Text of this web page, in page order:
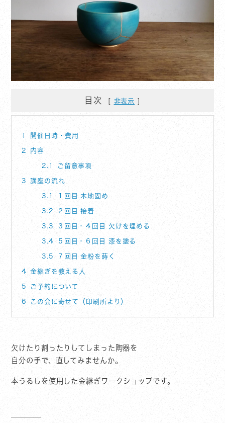
目次 非表示
開催日時・費用
2 内容
2.1 ご留意事項
3 講座の流れ
3.1 １回目 木地固め
3.2 ２回目 接着
3.3 ３回目・４回目 欠けを埋める
3.4 ５回目・６回目 漆を塗る
3.5 ７回目 金粉を蒔く
4 金継ぎを教える人
5 ご予約について
6 この会に寄せて（印刷所より）
欠けたり割ったりしてしまった陶器を
自分の手で、直してみませんか。
本うるしを使用した金継ぎワークショップです。